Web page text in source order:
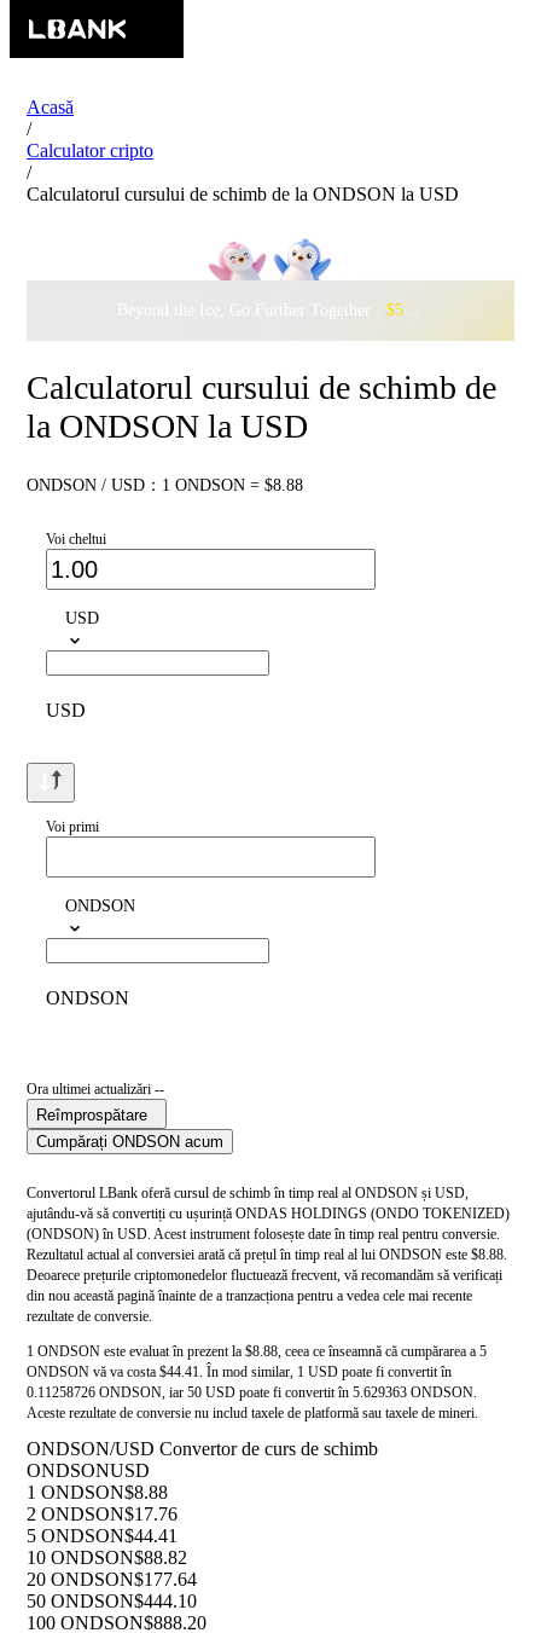
Acasă
/
Calculator cripto
/
Calculatorul cursului de schimb de la ONDSON la USD
Beyond the Ice, Go Further Together · $500,000
Calculatorul cursului de schimb de
la ONDSON la USD
ONDSON / USD：1 ONDSON = $8.88
Voi cheltui
USD
USD
Voi primi
ONDSON
ONDSON
Ora ultimei actualizări --
Reîmprospătare
Cumpărați ONDSON acum
Convertorul LBank oferă cursul de schimb în timp real al ONDSON și USD,
ajutându-vă să convertiți cu ușurință ONDAS HOLDINGS (ONDO TOKENIZED)
(ONDSON) în USD. Acest instrument folosește date în timp real pentru conversie.
Rezultatul actual al conversiei arată că prețul în timp real al lui ONDSON este $8.88.
Deoarece prețurile criptomonedelor fluctuează frecvent, vă recomandăm să verificați
din nou această pagină înainte de a tranzacționa pentru a vedea cele mai recente
rezultate de conversie.
1 ONDSON este evaluat în prezent la $8.88, ceea ce înseamnă că cumpărarea a 5
ONDSON vă va costa $44.41. În mod similar, 1 USD poate fi convertit în
0.11258726 ONDSON, iar 50 USD poate fi convertit în 5.629363 ONDSON.
Aceste rezultate de conversie nu includ taxele de platformă sau taxele de mineri.
ONDSON/USD Convertor de curs de schimb
ONDSONUSD
1 ONDSON$8.88
2 ONDSON$17.76
5 ONDSON$44.41
10 ONDSON$88.82
20 ONDSON$177.64
50 ONDSON$444.10
100 ONDSON$888.20